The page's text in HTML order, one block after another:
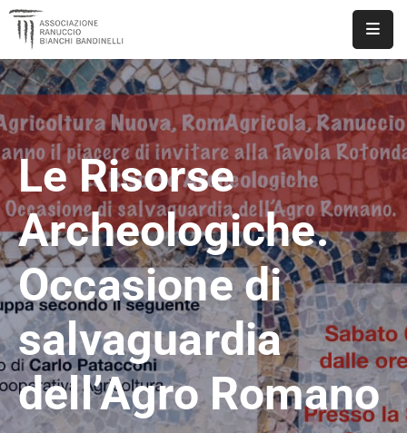
ASSOCIAZIONE
NOTIZIE
DOCUMENTI
EVENTI
PUBBLICAZIONI
CONTATTI
Le Risorse
Archeologiche.
Occasione di
salvaguardia
dell’Agro Romano